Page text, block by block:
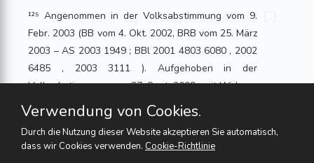
¹²⁵ Angenommen in der Volksabstimmung vom 9.
Febr. 2003 (BB vom 4. Okt. 2002, BRB vom 25. März
2003 – AS 2003 1949 ; BBl 2001 4803 6080 , 2002
6485 , 2003 3111 ). Aufgehoben in der
Volksabstimmung vom 27. Sept. 2009 , mit Wirkung
seit 27. Sept. 2009 (BB vom 19. Dez. 2008, BRB
vom 1. Dez. 2009 – AS 2009 6409 ; BBl 2008 2891
2907 , 2009 13 8719 ). Dieser Abs. in der Fassung
Verwendung von Cookies.
Durch die Nutzung dieser Website akzeptieren Sie automatisch,
dass wir Cookies verwenden. Cookie-Richtlinie